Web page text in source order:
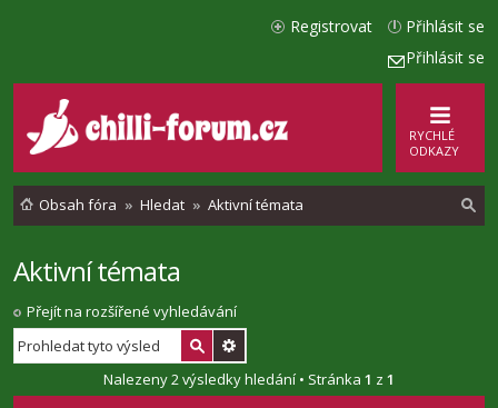
Přihlásit se
Přihlásit se
Registrovat
RYCHLÉ
ODKAZY
Obsah fóra Hledat Aktivní témata
t
Aktivní témata
Přejít na rozšířené vyhledávání
Nalezeny 2 výsledky hledání • Stránka 1 z 1